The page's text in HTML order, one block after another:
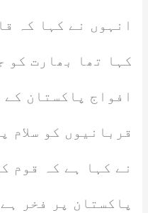
انہوں نے کہا کہ
کہا تھا بھارت کو
افواج پاکستان کے
قربانیوں کو سلام
نے کہا ہے کہ قوم
پاکستان پر فخر